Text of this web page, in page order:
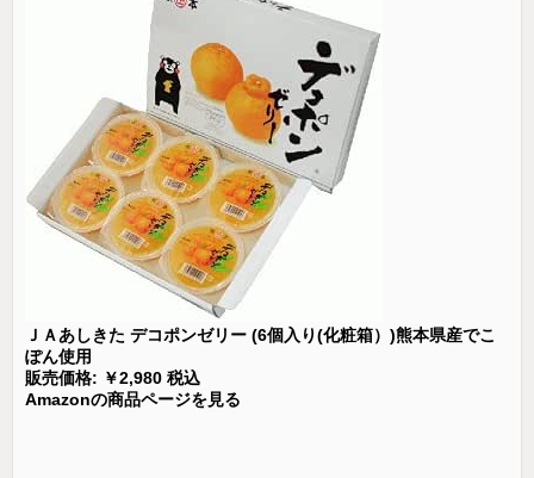
ＪＡあしきた デコポンゼリー (6個入り(化粧箱）)熊本県産でこ
ぽん使用
販売価格: ￥2,980 税込
Amazonの商品ページを見る